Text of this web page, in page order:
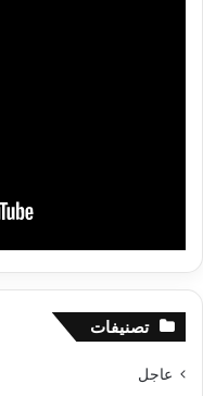
تصنيفات
عاجل